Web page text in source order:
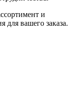
и
для вашего заказа.